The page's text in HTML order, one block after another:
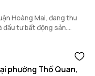
Hoàng Mai, đang thu
tư bất động sản.
nhất qua bài viết này!
phường Thổ Quan,